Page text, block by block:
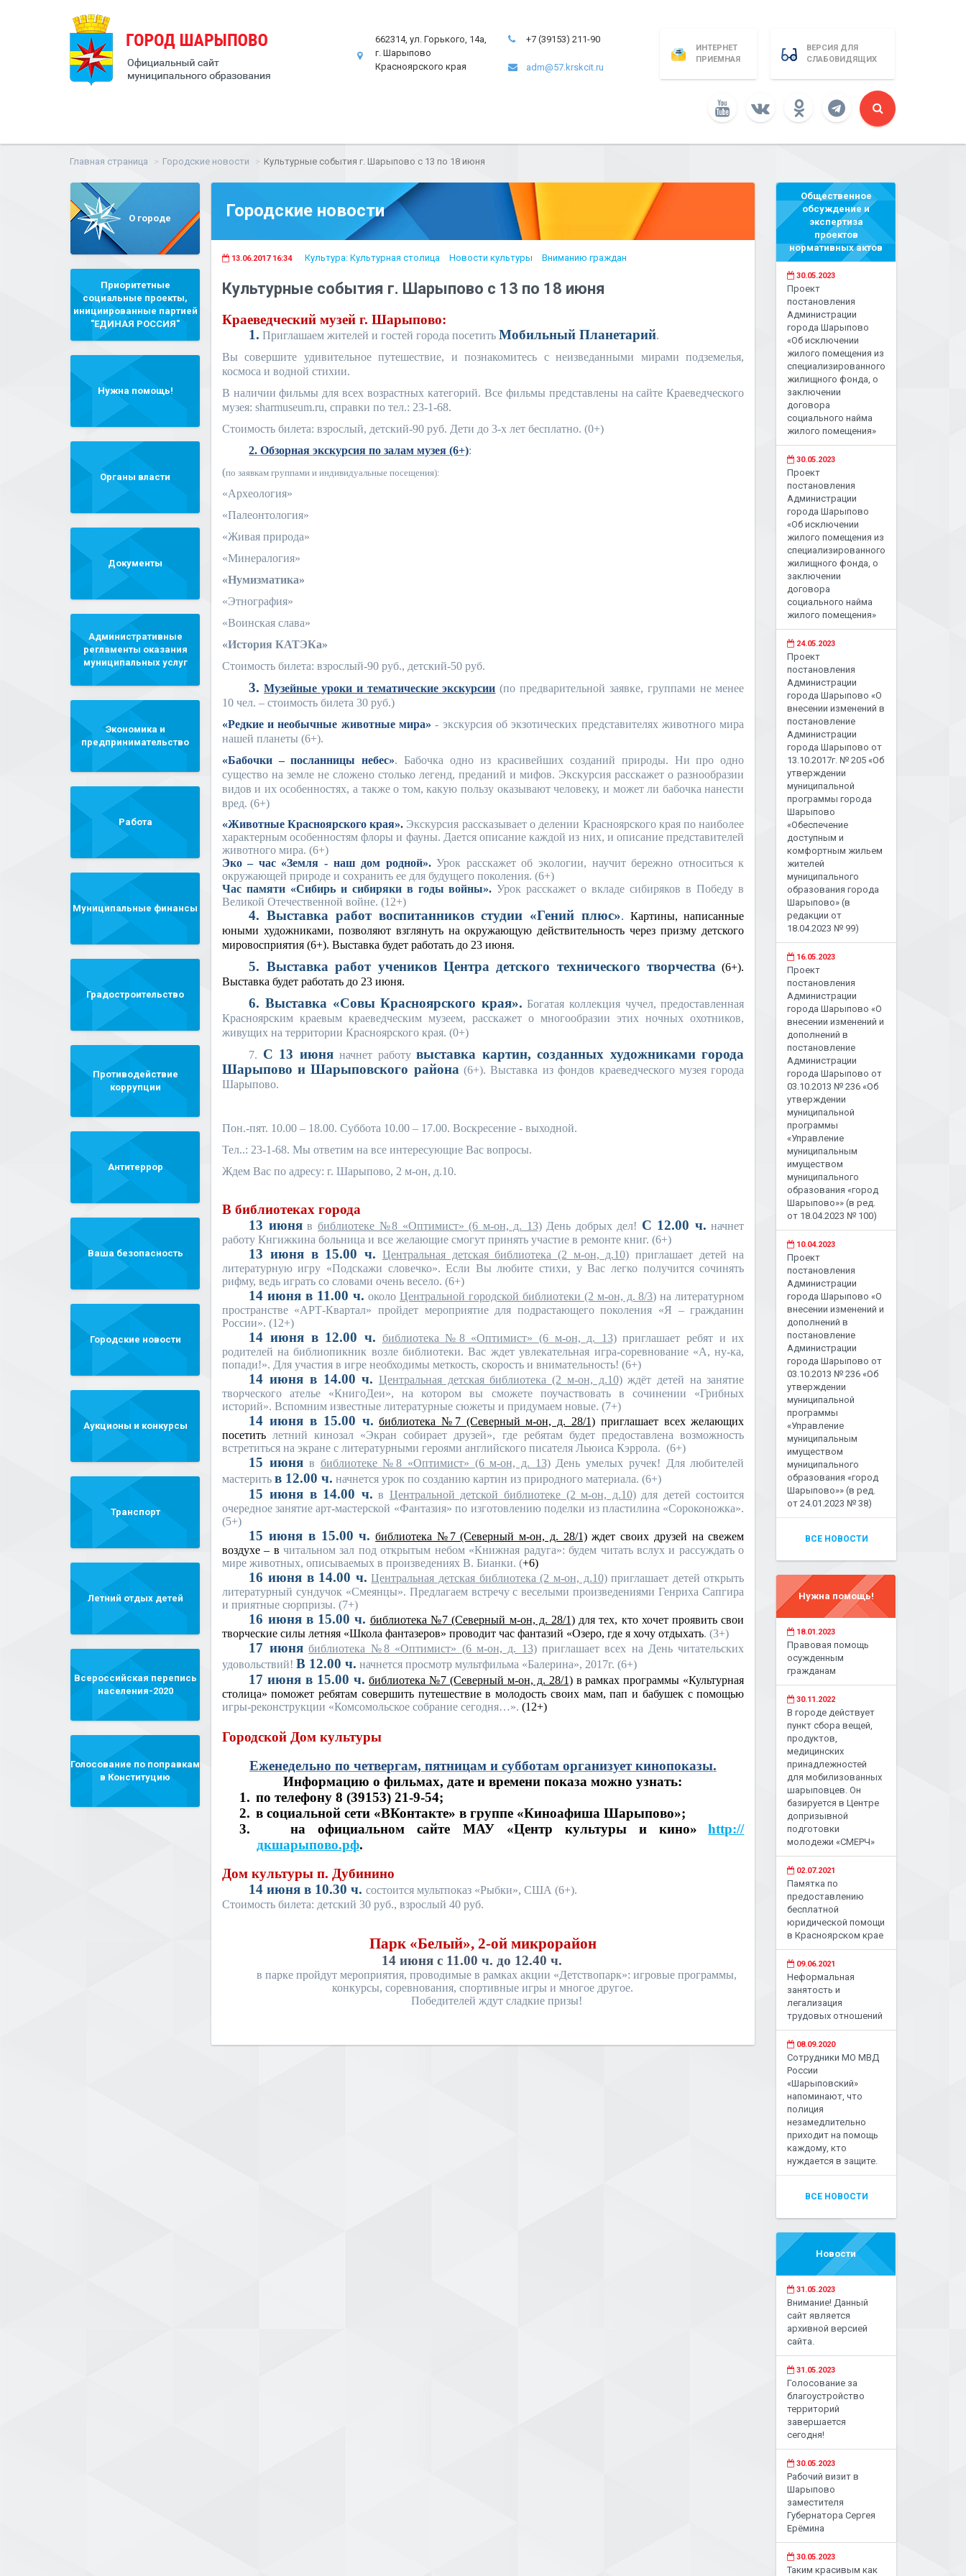
662314, ул. Горького, 14а,
г. Шарыпово
Красноярского края
+7 (39153) 211-90
adm@57.krskcit.ru
ИНТЕРНЕТ
ПРИЕМНАЯ
ВЕРСИЯ ДЛЯ
СЛАБОВИДЯЩИХ
Главная страница Городские новости Культурные события г. Шарыпово с 13 по 18 июня
О городе
Приоритетные
социальные проекты,
инициированные партией
"ЕДИНАЯ РОССИЯ"
Нужна помощь!
Органы власти
Документы
Административные
регламенты оказания
муниципальных услуг
Экономика и
предпринимательство
Работа
Муниципальные финансы
Градостроительство
Противодействие
коррупции
Антитеррор
Ваша безопасность
Городские новости
Аукционы и конкурсы
Транспорт
Летний отдых детей
Всероссийская перепись
населения-2020
Голосование по поправкам
в Конституцию
Городские новости
13.06.2017 16:34 Культура: Культурная столица Новости культуры Вниманию граждан
Культурные события г. Шарыпово с 13 по 18 июня
Краеведческий музей г. Шарыпово:
1. Приглашаем жителей и гостей города посетить Мобильный Планетарий.
Вы совершите удивительное путешествие, и познакомитесь с неизведанными мирами подземелья,
космоса и водной стихии.
В наличии фильмы для всех возрастных категорий. Все фильмы представлены на сайте Краеведческого
музея: sharmuseum.ru, справки по тел.: 23-1-68.
Стоимость билета: взрослый, детский-90 руб. Дети до 3-х лет бесплатно. (0+)
2. Обзорная экскурсия по залам музея (6+):
(по заявкам группами и индивидуальные посещения):
«Археология»
«Палеонтология»
«Живая природа»
«Минералогия»
«Нумизматика»
«Этнография»
«Воинская слава»
«История КАТЭКа»
Стоимость билета: взрослый-90 руб., детский-50 руб.
3. Музейные уроки и тематические экскурсии (по предварительной заявке, группами не менее
10 чел. – стоимость билета 30 руб.)
«Редкие и необычные животные мира»- экскурсия об экзотических представителях животного мира
нашей планеты (6+).
«Бабочки – посланницы небес». Бабочка одно из красивейших созданий природы. Ни про одно
существо на земле не сложено столько легенд, преданий и мифов. Экскурсия расскажет о разнообразии
видов и их особенностях, а также о том, какую пользу оказывают человеку, и может ли бабочка нанести
вред. (6+)
«Животные Красноярского края». Экскурсия рассказывает о делении Красноярского края по наиболее
характерным особенностям флоры и фауны. Дается описание каждой из них, и описание представителей
животного мира. (6+)
Эко – час «Земля - наш дом родной».Урок расскажет об экологии, научит бережно относиться к
окружающей природе и сохранить ее для будущего поколения. (6+)
Час памяти «Сибирь и сибиряки в годы войны». Урок расскажет о вкладе сибиряков в Победу в
Великой Отечественной войне. (12+)
4. Выставка работ воспитанников студии «Гений плюс». Картины, написанные
юными художниками, позволяют взглянуть на окружающую действительность через призму детского
мировосприятия (6+). Выставка будет работать до 23 июня.
5. Выставка работ учеников Центра детского технического творчества (6+).
Выставка будет работать до 23 июня.
6. Выставка «Совы Красноярского края». Богатая коллекция чучел, предоставленная
Красноярским краевым краеведческим музеем, расскажет о многообразии этих ночных охотников,
живущих на территории Красноярского края. (0+)
7. С 13 июняначнет работувыставка картин, созданных художниками города
Шарыпово и Шарыповского района (6+). Выставка из фондов краеведческого музея города
Шарыпово.
Пон.-пят. 10.00 – 18.00. Суббота 10.00 – 17.00. Воскресение - выходной.
Тел..: 23-1-68. Мы ответим на все интересующие Вас вопросы.
Ждем Вас по адресу: г. Шарыпово, 2 м-он, д.10.
В библиотеках города
13 июнявбиблиотеке №8 «Оптимист» (6 м-он, д. 13)День добрых дел! С 12.00 ч. начнет
работу Кнгижкина больница и все желающие смогут принять участие в ремонте книг. (6+)
13 июня в 15.00 ч. Центральная детская библиотека (2 м-он, д.10) приглашает детей на
литературную игру «Подскажи словечко». Если Вы любите стихи, у Вас легко получится сочинять
рифму, ведь играть со словами очень весело. (6+)
14 июня в 11.00 ч. около Центральной городской библиотеки (2 м-он, д. 8/3) на литературном
пространстве «АРТ-Квартал» пройдет мероприятие для подрастающего поколения «Я – гражданин
России». (12+)
14 июня в 12.00 ч. библиотека №8 «Оптимист» (6 м-он, д. 13)приглашает ребят и их
родителей на библиопикник возле библиотеки. Вас ждет увлекательная игра-соревнование «А, ну-ка,
попади!». Для участия в игре необходимы меткость, скорость и внимательность! (6+)
14 июня в 14.00 ч. Центральная детская библиотека (2 м-он, д.10)ждёт детей на занятие
творческого ателье «КнигоДеи», на котором вы сможете поучаствовать в сочинении «Грибных
историй». Вспомним известные литературные сюжеты и придумаем новые. (7+)
14 июня в 15.00 ч. библиотека №7 (Северный м-он, д. 28/1) приглашает всех желающих
посетить летний кинозал «Экран собирает друзей», где ребятам будет предоставлена возможность
встретиться на экране с литературными героями английского писателя Льюиса Кэррола. (6+)
15 июня в библиотеке №8 «Оптимист» (6 м-он, д. 13)День умелых ручек! Для любителей
мастерить в 12.00 ч. начнется урок по созданию картин из природного материала. (6+)
15 июня в 14.00 ч. в Центральной детской библиотеке (2 м-он, д.10)для детей состоится
очередное занятие арт-мастерской «Фантазия» по изготовлению поделки из пластилина «Сороконожка».
(5+)
15 июня в 15.00 ч. библиотека №7 (Северный м-он, д. 28/1)ждет своих друзей на свежем
воздухе – в читальном зал под открытым небом «Книжная радуга»: будем читать вслух и рассуждать о
мире животных, описываемых в произведениях В. Бианки. (+6)
16 июня в 14.00 ч. Центральная детская библиотека (2 м-он, д.10)приглашает детей открыть
литературный сундучок «Смеянцы». Предлагаем встречу с веселыми произведениями Генриха Сапгира
и приятные сюрпризы. (7+)
16 июня в 15.00 ч. библиотека №7 (Северный м-он, д. 28/1)для тех, кто хочет проявить свои
творческие силы летняя «Школа фантазеров» проводит час фантазий «Озеро, где я хочу отдыхать. (3+)
17 июня библиотека №8 «Оптимист» (6 м-он, д. 13)приглашает всех на День читательских
удовольствий! В 12.00 ч. начнется просмотр мультфильма «Балерина», 2017г. (6+)
17 июня в 15.00 ч. библиотека №7 (Северный м-он, д. 28/1)в рамках программы «Культурная
столица» поможет ребятам совершить путешествие в молодость своих мам, пап и бабушек с помощью
игры-реконструкции «Комсомольское собрание сегодня…». (12+)
Городской Дом культуры
Еженедельно по четвергам, пятницам и субботам организует кинопоказы.
Информацию о фильмах, дате и времени показа можно узнать:
1. по телефону 8 (39153) 21-9-54;
2. в социальной сети «ВКонтакте» в группе «Киноафиша Шарыпово»;
3.
на официальном сайте МАУ «Центр культуры и кино»
http://
дкшарыпово.рф.
Дом культуры п. Дубинино
14 июня в 10.30 ч. состоится мультпоказ «Рыбки», США (6+).
Стоимость билета: детский 30 руб., взрослый 40 руб.
Парк «Белый», 2-ой микрорайон
14 июня с 11.00 ч. до 12.40 ч.
в парке пройдут мероприятия, проводимые в рамках акции «Детствопарк»: игровые программы,
конкурсы, соревнования, спортивные игры и многое другое.
Победителей ждут сладкие призы!
Общественное
обсуждение и
экспертиза
проектов
нормативных актов
30.05.2023
Проект
постановления
Администрации
города Шарыпово
«Об исключении
жилого помещения из
специализированного
жилищного фонда, о
заключении
договора
социального найма
жилого помещения»
30.05.2023
Проект
постановления
Администрации
города Шарыпово
«Об исключении
жилого помещения из
специализированного
жилищного фонда, о
заключении
договора
социального найма
жилого помещения»
24.05.2023
Проект
постановления
Администрации
города Шарыпово «О
внесении изменений в
постановление
Администрации
города Шарыпово от
13.10.2017г. № 205 «Об
утверждении
муниципальной
программы города
Шарыпово
«Обеспечение
доступным и
комфортным жильем
жителей
муниципального
образования города
Шарыпово» (в
редакции от
18.04.2023 № 99)
16.05.2023
Проект
постановления
Администрации
города Шарыпово «О
внесении изменений и
дополнений в
постановление
Администрации
города Шарыпово от
03.10.2013 № 236 «Об
утверждении
муниципальной
программы
«Управление
муниципальным
имуществом
муниципального
образования «город
Шарыпово»» (в ред.
от 18.04.2023 № 100)
10.04.2023
Проект
постановления
Администрации
города Шарыпово «О
внесении изменений и
дополнений в
постановление
Администрации
города Шарыпово от
03.10.2013 № 236 «Об
утверждении
муниципальной
программы
«Управление
муниципальным
имуществом
муниципального
образования «город
Шарыпово»» (в ред.
от 24.01.2023 № 38)
ВСЕ НОВОСТИ
Нужна помощь!
18.01.2023
Правовая помощь
осужденным
гражданам
30.11.2022
В городе действует
пункт сбора вещей,
продуктов,
медицинских
принадлежностей
для мобилизованных
шарыповцев. Он
базируется в Центре
допризывной
подготовки
молодежи «СМЕРЧ»
02.07.2021
Памятка по
предоставлению
бесплатной
юридической помощи
в Красноярском крае
09.06.2021
Неформальная
занятость и
легализация
трудовых отношений
08.09.2020
Сотрудники МО МВД
России
«Шарыповский»
напоминают, что
полиция
незамедлительно
приходит на помощь
каждому, кто
нуждается в защите.
ВСЕ НОВОСТИ
Новости
31.05.2023
Внимание! Данный
сайт является
архивной версией
сайта.
31.05.2023
Голосование за
благоустройство
территорий
завершается
сегодня!
30.05.2023
Рабочий визит в
Шарыпово
заместителя
Губернатора Сергея
Ерёмина
30.05.2023
Таким красивым как